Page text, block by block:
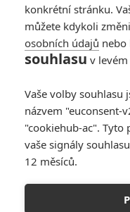
Když svěříte svůj
vzejdou z toho
Woodley a Jack
konkrétní stránku.
můžete kdykoli
osobních údajů
souhlasu v
Vaše volby souhlasu
názvem "euconsent-
"cookiehub-ac". Tyto
vaše signály
12 měsíců.